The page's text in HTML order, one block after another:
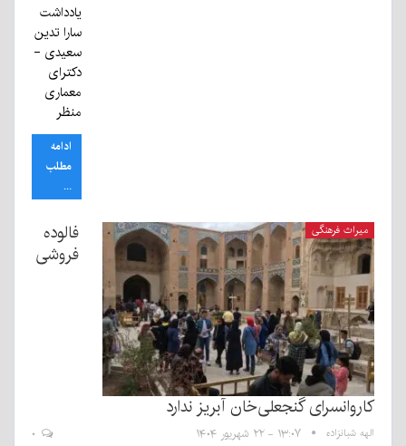
یادداشت
سارا تدین
سعیدی -
دکترای
معماری
منظر
ادامه
مطلب
...
میراث فرهنگی
فالوده
فروشی
کاروانسرای گنجعلی‌خان آبریز ندارد
الهه شبانزاده ۱۳:۰۷ - ۲۲ شهریور ۱۴۰۴